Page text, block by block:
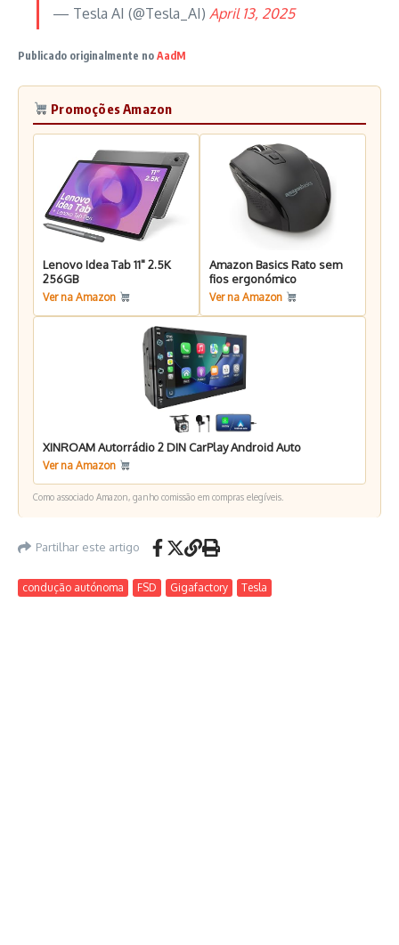
— Tesla AI (@Tesla_AI) April 13, 2025
Publicado originalmente no AadM
Promoções Amazon
Lenovo Idea Tab 11" 2.5K
256GB
Ver na Amazon
Amazon Basics Rato sem
fios ergonómico
Ver na Amazon
XINROAM Autorrádio 2 DIN CarPlay Android Auto
Ver na Amazon
Como associado Amazon, ganho comissão em compras elegíveis.
Partilhar este artigo
condução autónoma FSD Gigafactory Tesla